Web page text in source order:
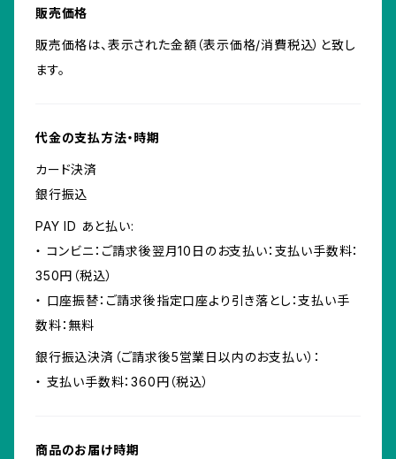
販売価格
販売価格は、表示された金額（表示価格/消費税込）と致し
ます。
代金の支払方法・時期
カード決済
銀行振込
PAY ID あと払い:
・ コンビニ：ご請求後翌月10日のお支払い：支払い手数料：
350円（税込）
・ 口座振替：ご請求後指定口座より引き落とし：支払い手
数料：無料
銀行振込決済（ご請求後5営業日以内のお支払い）：
・ 支払い手数料：360円（税込）
商品のお届け時期